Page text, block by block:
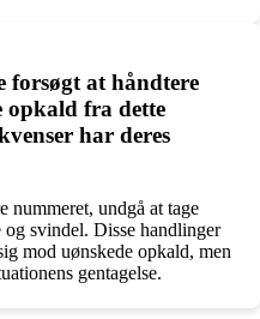
forsøgt at håndtere
opkald fra dette
har deres
nummeret, undgå at tage
svindel. Disse handlinger
mod uønskede opkald, men
gentagelse.